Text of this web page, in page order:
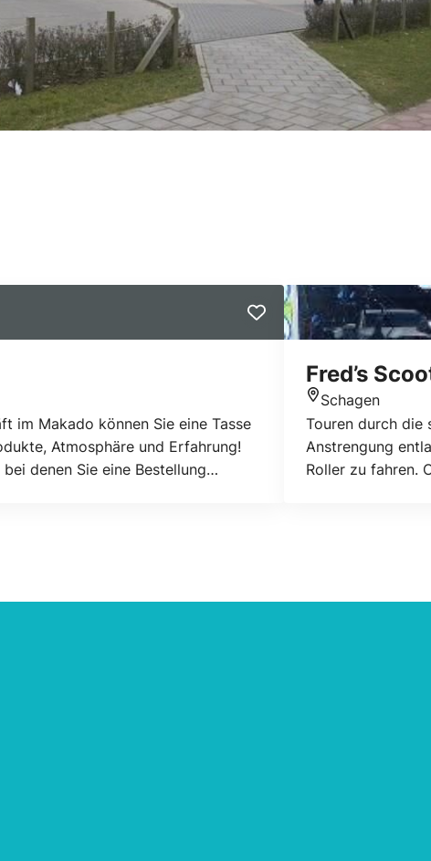
im Makado können Sie eine Tasse
Atmosphäre und Erfahrung!
denen Sie eine Bestellung
Fred’s
Standort
Schagen
Touren durch die
Anstrengung
Roller zu fahren.